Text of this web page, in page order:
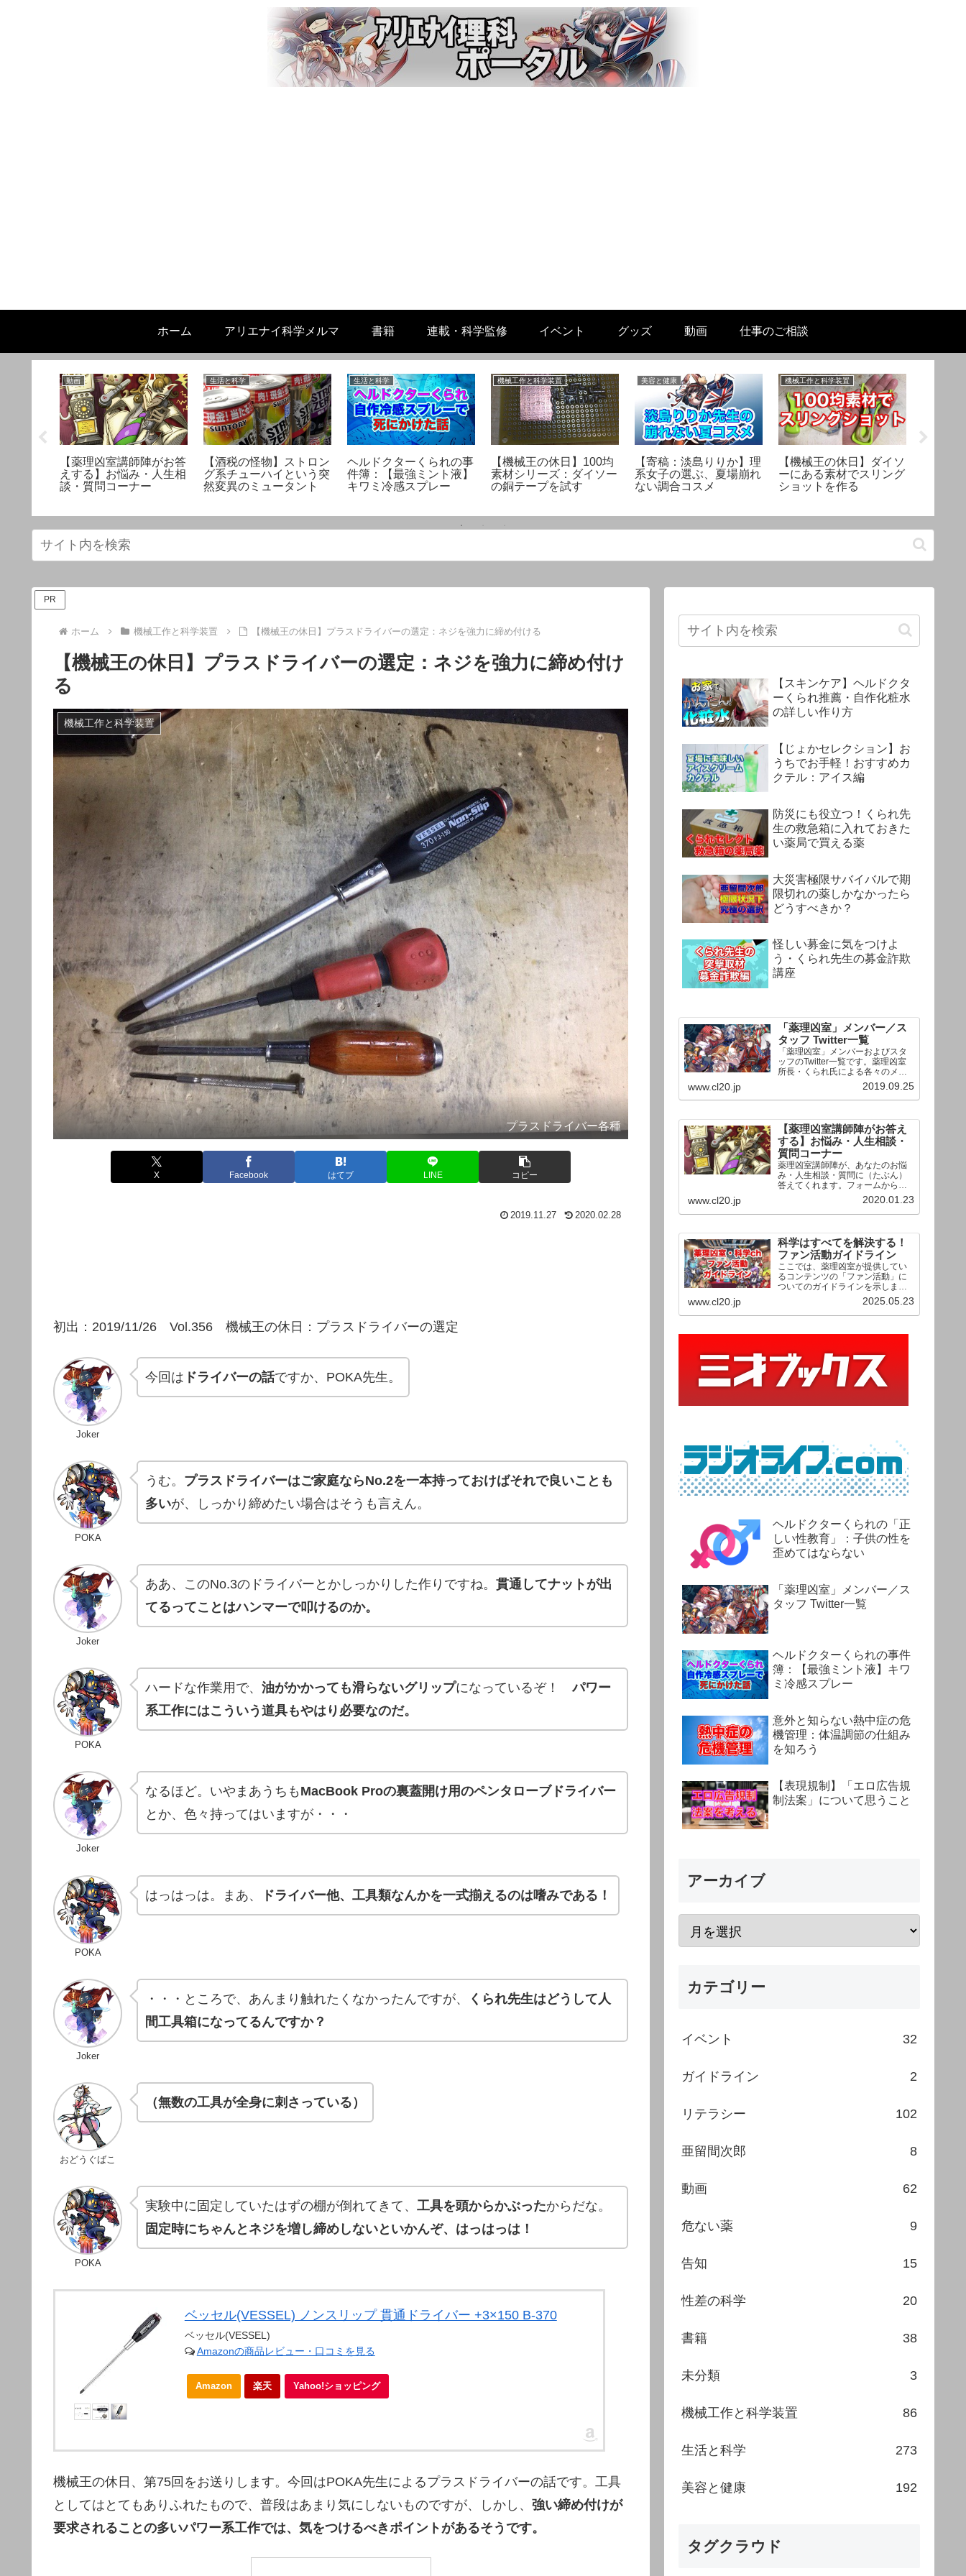
ホーム アリエナイ科学メルマ 書籍 連載・科学監修 イベント グッズ 動画 仕事のご相談
動画
【薬理凶室講師陣がお答
えする】お悩み・人生相
談・質問コーナー
生活と科学
【酒税の怪物】ストロン
グ系チューハイという突
然変異のミュータント
生活と科学
ヘルドクターくられの事
件簿：【最強ミント液】
キワミ冷感スプレー
機械工作と科学装置
【機械王の休日】100均
素材シリーズ：ダイソー
の銅テープを試す
美容と健康
【寄稿：淡島りりか】理
系女子の選ぶ、夏場崩れ
ない調合コスメ
機械工作と科学装置
【機械王の休日】ダイソ
ーにある素材でスリング
ショットを作る
PR
ホーム 機械工作と科学装置 【機械王の休日】プラスドライバーの選定：ネジを強力に締め付ける
【機械王の休日】プラスドライバーの選定：ネジを強力に締め付け
る
機械工作と科学装置
プラスドライバー各種
X Facebook はてブ LINE コピー
2019.11.27 2020.02.28
初出：2019/11/26 Vol.356 機械王の休日：プラスドライバーの選定
Joker
今回は ドライバーの話ですか、POKA先生。
POKA
うむ。 プラスドライバーはご家庭ならNo.2を一本持っておけばそれで良いことも
多いが、しっかり締めたい場合はそうも言えん。
Joker
ああ、このNo.3のドライバーとかしっかりした作りですね。 貫通してナットが出
てるってことはハンマーで叩けるのか。
POKA
ハードな作業用で、 油がかかっても滑らないグリップになっているぞ！パワー
系工作にはこういう道具もやはり必要なのだ。
Joker
なるほど。いやまあうちも MacBook Proの裏蓋開け用のペンタローブドライバー
とか、色々持ってはいますが・・・
POKA
はっはっは。まあ、 ドライバー他、工具類なんかを一式揃えるのは嗜みである！
Joker
・・・ところで、あんまり触れたくなかったんですが、
くられ先生はどうして人
間工具箱になってるんですか？
おどうぐばこ
（無数の工具が全身に刺さっている）
POKA
実験中に固定していたはずの棚が倒れてきて、 工具を頭からかぶったからだな。
固定時にちゃんとネジを増し締めしないといかんぞ、はっはっは！
ベッセル(VESSEL) ノンスリップ 貫通ドライバー +3×150 B-370
ベッセル(VESSEL)
Amazonの商品レビュー・口コミを見る
Amazon 楽天 Yahoo!ショッピング
機械王の休日、第75回をお送りします。今回はPOKA先生によるプラスドライバーの話です。工具
としてはとてもありふれたもので、普段はあまり気にしないものですが、しかし、 強い締め付けが
要求されることの多いパワー系工作では、気をつけるべきポイントがあるそうです。
【スキンケア】ヘルドクタ
ーくられ推薦・自作化粧水
の詳しい作り方
【じょかセレクション】お
うちでお手軽！おすすめカ
クテル：アイス編
防災にも役立つ！くられ先
生の救急箱に入れておきた
い薬局で買える薬
大災害極限サバイバルで期
限切れの薬しかなかったら
どうすべきか？
怪しい募金に気をつけよ
う・くられ先生の募金詐欺
講座
「薬理凶室」メンバー／ス
タッフ Twitter一覧
「薬理凶室」メンバーおよびスタ
ッフのTwitter一覧です。薬理凶室
所長・くられ氏による各々のメン
バーの一言紹介付き。Twitterへの
リンクの下にあるフォローボタン
を押すとそのままフォローできま
www.cl20.jp 2019.09.25
【薬理凶室講師陣がお答え
する】お悩み・人生相談・
質問コーナー
薬理凶室講師陣が、あなたのお悩
み・人生相談・質問に（たぶん）
答えてくれます。フォームからお
送りいただいた相談は、順次、動
画として公開される予定（時期未
定）！ どうぞお気軽にご質問く
www.cl20.jp 2020.01.23
科学はすべてを解決する！
ファン活動ガイドライン
ここでは、薬理凶室が提供してい
るコンテンツの「ファン活動」に
ついてのガイドラインを示しま
す。ご利用の場合は当ガイドライ
ンを遵守して頂けますよう、よろ
しくお願い申し上げます。
www.cl20.jp 2025.05.23
ヘルドクターくられの「正
しい性教育」：子供の性を
歪めてはならない
「薬理凶室」メンバー／ス
タッフ Twitter一覧
ヘルドクターくられの事件
簿：【最強ミント液】キワ
ミ冷感スプレー
意外と知らない熱中症の危
機管理：体温調節の仕組み
を知ろう
【表現規制】「エロ広告規
制法案」について思うこと
アーカイブ
カテゴリー
イベント 32
ガイドライン 2
リテラシー 102
亜留間次郎 8
動画 62
危ない薬 9
告知 15
性差の科学 20
書籍 38
未分類 3
機械工作と科学装置 86
生活と科学 273
美容と健康 192
タグクラウド